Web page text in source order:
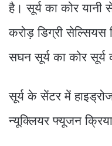
है। सूर्य का कोर यानी
करोड़ डिग्री सेल्सियस
सघन सूर्य का कोर सूर्य
सूर्य के सेंटर में
न्यूक्लियर फ्यूजन